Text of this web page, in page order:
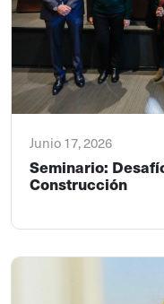
Junio 17, 2026
Seminario:
Construcción